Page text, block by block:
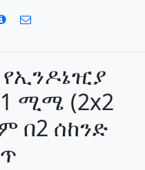
ሚሜ (2x2
በ2 ሰከንድ